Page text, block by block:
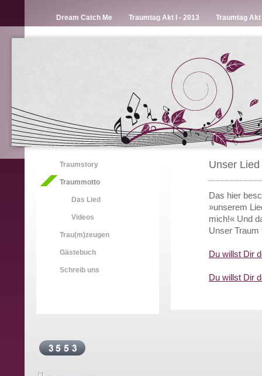
Dream Catch Me Traumtag Akt I - 2013 Traumtag Akt
Traumstory
Traummotto
Das Lied
Videos
Trau(m)zeugen
Gästebuch
Schreib uns
Unser
Das hier
»unserem
mich!« Und
Unser Traum
Du willst Dir
Du willst Dir